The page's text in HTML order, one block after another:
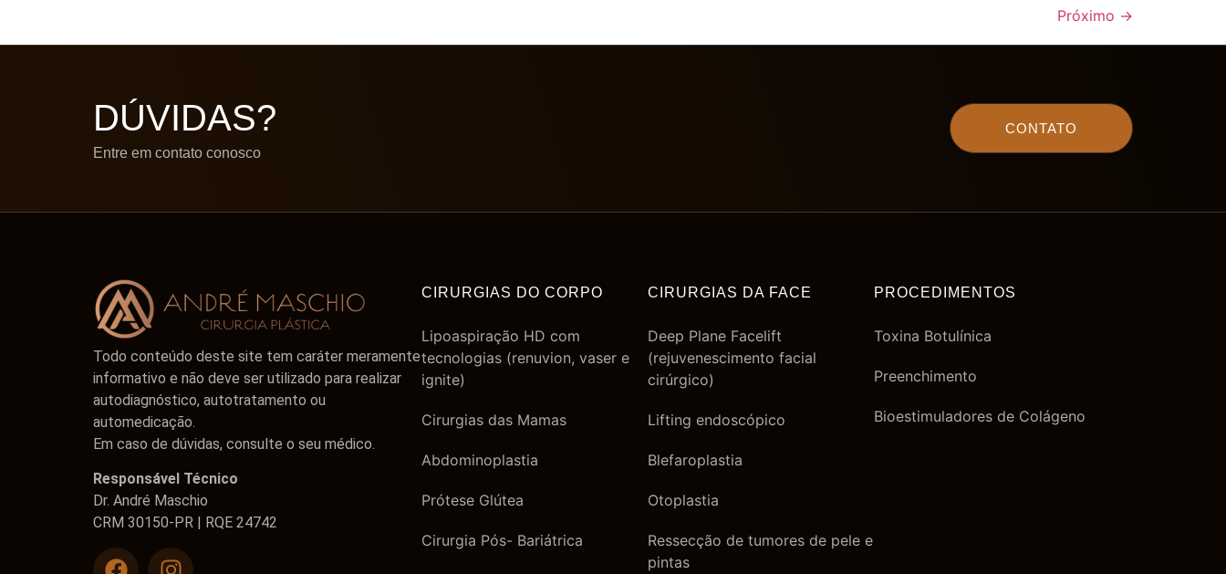
Próximo →
DÚVIDAS?
Entre em contato conosco
CONTATO
Todo conteúdo deste site tem caráter meramente
informativo e não deve ser utilizado para realizar
autodiagnóstico, autotratamento ou
automedicação.
Em caso de dúvidas, consulte o seu médico.
Responsável Técnico
Dr. André Maschio
CRM 30150-PR | RQE 24742
CIRURGIAS DO CORPO
Lipoaspiração HD com
tecnologias (renuvion, vaser e
ignite)
Cirurgias das Mamas
Abdominoplastia
Prótese Glútea
Cirurgia Pós- Bariátrica
CIRURGIAS DA FACE
Deep Plane Facelift
(rejuvenescimento facial
cirúrgico)
Lifting endoscópico
Blefaroplastia
Otoplastia
Ressecção de tumores de pele e
pintas
PROCEDIMENTOS
Toxina Botulínica
Preenchimento
Bioestimuladores de Colágeno